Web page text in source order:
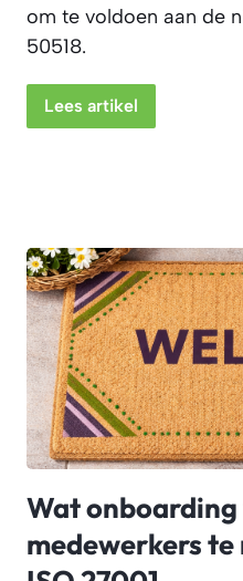
om te voldoen aan de
50518.
Lees artikel
Wat
medewerkers